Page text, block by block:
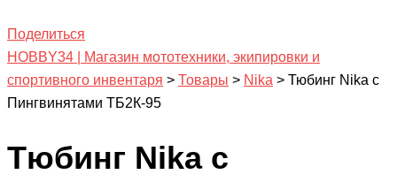
Поделиться
HOBBY34 | Магазин мототехники, экипировки и
спортивного инвентаря > Товары > Nika > Тюбинг Nika с
Пингвинятами ТБ2К-95
Тюбинг Nika с